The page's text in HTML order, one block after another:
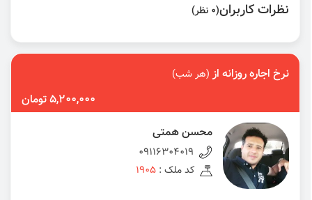
نظرات کاربران(0 نظر)
نرخ اجاره روزانه از(هر شب)
5,200,000 تومان
محسن همتی
09116304019
کد ملک : 1905